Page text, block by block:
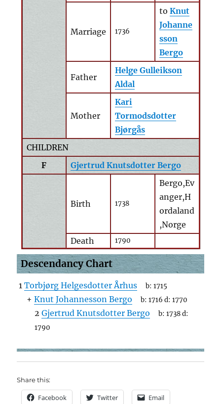
Marriage 1736
to Knut
Johanne
sson
Bergo
Father
Helge Gulleikson
Aldal
Mother
Kari
Tormodsdotter
Bjørgås
CHILDREN
F
Gjertrud Knutsdotter Bergo
Birth 1738
Bergo,Ev
anger,H
ordaland
,Norge
Death
1790
Descendancy Chart
1Torbjørg Helgesdotter Århus b: 1715
+Knut Johannesson Bergo b: 1716 d: 1770
2Gjertrud Knutsdotter Bergo b: 1738d:
1790
Share this:
Facebook Twitter Email